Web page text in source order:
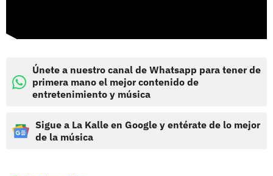
Únete a nuestro canal de Whatsapp para tener de
primera mano el mejor contenido de
entretenimiento y música
Sigue a La Kalle en Google y entérate de lo mejor
de la música